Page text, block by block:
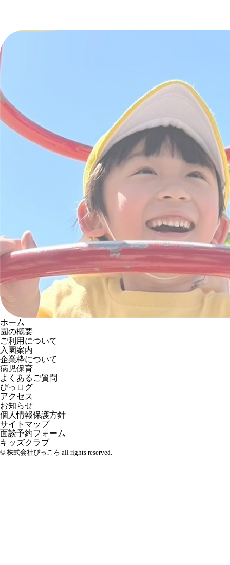
ホーム
園の概要
ご利用について
入園案内
企業枠について
病児保育
よくあるご質問
ぴっログ
アクセス
お知らせ
個人情報保護方針
サイトマップ
面談予約フォーム
キッズクラブ
© 株式会社ぴっころ all rights reserved.